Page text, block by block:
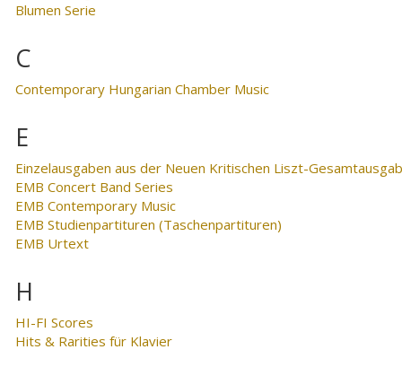
Blumen Serie
C
Contemporary Hungarian Chamber Music
E
Einzelausgaben aus der Neuen Kritischen Liszt-
EMB Concert Band Series
EMB Contemporary Music
EMB Studienpartituren (Taschenpartituren)
EMB Urtext
H
HI-FI Scores
Hits & Rarities für Klavier